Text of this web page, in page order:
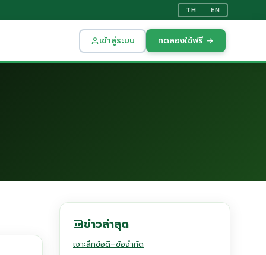
TH EN
เข้าสู่ระบบ ทดลองใช้ฟรี →
ข่าวล่าสุด
เจาะลึกข้อดี–ข้อจำกัด